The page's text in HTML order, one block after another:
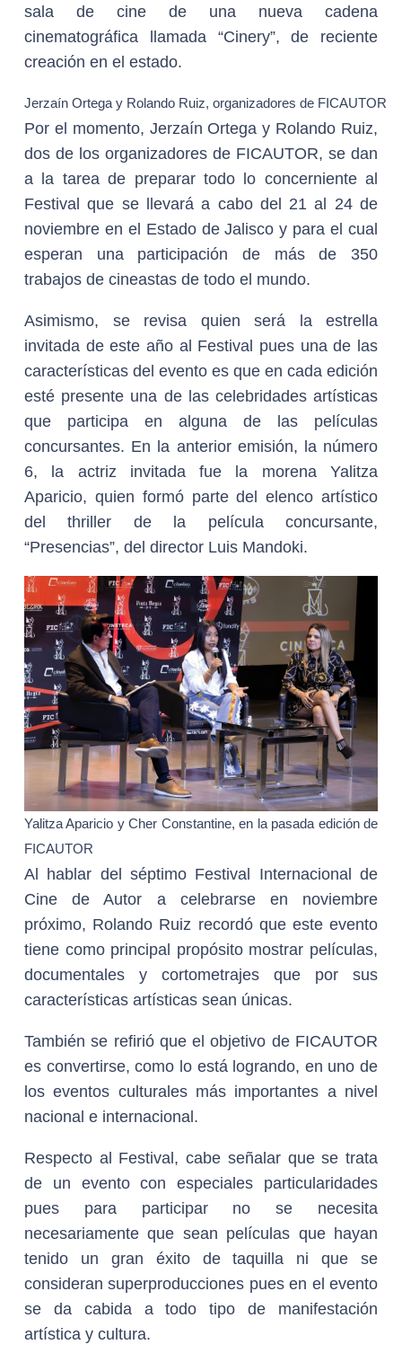
sala de cine de una nueva cadena
cinematográfica llamada “Cinery”, de reciente
creación en el estado.
Jerzaín Ortega y Rolando Ruiz, organizadores de FICAUTOR
Por el momento, Jerzaín Ortega y Rolando Ruiz,
dos de los organizadores de FICAUTOR, se dan
a la tarea de preparar todo lo concerniente al
Festival que se llevará a cabo del 21 al 24 de
noviembre en el Estado de Jalisco y para el cual
esperan una participación de más de 350
trabajos de cineastas de todo el mundo.
Asimismo, se revisa quien será la estrella
invitada de este año al Festival pues una de las
características del evento es que en cada edición
esté presente una de las celebridades artísticas
que participa en alguna de las películas
concursantes. En la anterior emisión, la número
6, la actriz invitada fue la morena Yalitza
Aparicio, quien formó parte del elenco artístico
del thriller de la película concursante,
“Presencias”, del director Luis Mandoki.
Yalitza Aparicio y Cher Constantine, en la pasada edición de
FICAUTOR
Al hablar del séptimo Festival Internacional de
Cine de Autor a celebrarse en noviembre
próximo, Rolando Ruiz recordó que este evento
tiene como principal propósito mostrar películas,
documentales y cortometrajes que por sus
características artísticas sean únicas.
También se refirió que el objetivo de FICAUTOR
es convertirse, como lo está logrando, en uno de
los eventos culturales más importantes a nivel
nacional e internacional.
Respecto al Festival, cabe señalar que se trata
de un evento con especiales particularidades
pues para participar no se necesita
necesariamente que sean películas que hayan
tenido un gran éxito de taquilla ni que se
consideran superproducciones pues en el evento
se da cabida a todo tipo de manifestación
artística y cultura.